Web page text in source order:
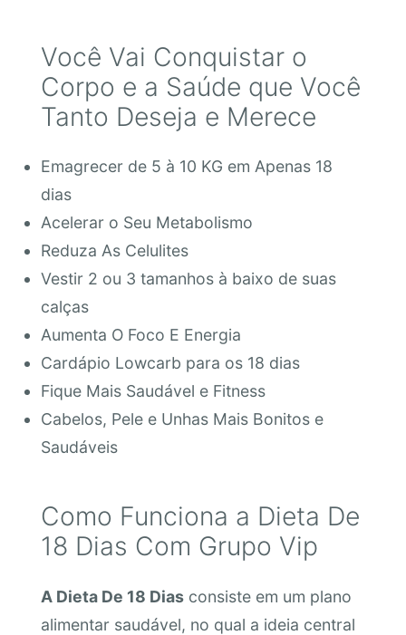
Você Vai Conquistar o
Corpo e a Saúde que Você
Tanto Deseja e Merece
Emagrecer de 5 à 10 KG em Apenas 18
dias
Acelerar o Seu Metabolismo
Reduza As Celulites
Vestir 2 ou 3 tamanhos à baixo de suas
calças
Aumenta O Foco E Energia
Cardápio Lowcarb para os 18 dias
Fique Mais Saudável e Fitness⠀
Cabelos, Pele e Unhas Mais Bonitos e
Saudáveis
Como Funciona a Dieta De
18 Dias Com Grupo Vip
A Dieta De 18 Diasconsiste em um plano
alimentar saudável, no qual a ideia central